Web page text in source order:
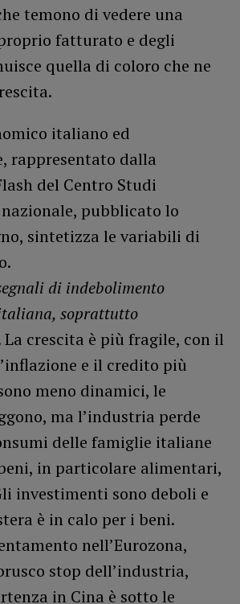
temono di vedere una
fatturato e degli
quella di coloro che ne
italiano ed
rappresentato dalla
del Centro Studi
pubblicato lo
sintetizza le variabili di
di indebolimento
soprattutto
La crescita è più fragile, con il
e il credito più
meno dinamici, le
ma l’industria perde
delle famiglie italiane
in particolare alimentari,
investimenti sono deboli e
è in calo per i beni.
nell’Eurozona,
stop dell’industria,
in Cina è sotto le